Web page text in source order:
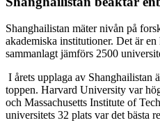
Shanghailistan mäter nivån på
akademiska institutioner. Det är en
sammanlagt jämförs 2500
I årets upplaga av Shanghailistan
toppen. Harvard University var
och Massachusetts Institute of
universitets 32 plats var det bästa